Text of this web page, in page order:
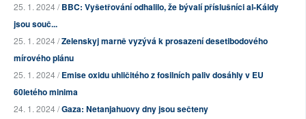
25. 1. 2024 /BBC: Vyšetřování odhalilo, že bývalí příslušníci al-Káidy
jsou souč...
25. 1. 2024 /Zelenskyj marně vyzývá k prosazení desetibodového
mírového plánu
25. 1. 2024 /Emise oxidu uhličitého z fosilních paliv dosáhly v EU
60letého minima
24. 1. 2024 /Gaza: Netanjahuovy dny jsou sečteny